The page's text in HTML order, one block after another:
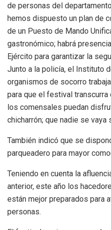
de personas del
hemos dispuesto un plan de
de un Puesto de Mando
gastronómico; habrá
Ejército para garantizar la
Junto a la policía, el Instituto
organismos de socorro
para que el festival
los comensales puedan
chicharrón; que nadie se vaya
También indicó que se
parqueadero para mayor
Teniendo en cuenta la
anterior, este año los
están mejor preparados para
personas.